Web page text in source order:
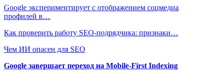
Google экспериментирует с отображением соцмедиа
профилей в…
Как проверить работу SEO-подрядчика: признаки…
Чем ИИ опасен для SEO
Google завершает переход на Mobile-First Indexing